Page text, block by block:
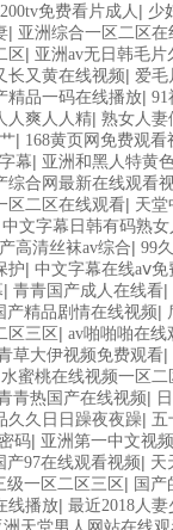
免费看片成人 | 少
| 亚洲综合一区二区在
区 | 亚洲av无日韩毛片
长又黄在线视频| 爱毛
精品一码在线播放| 91
人爽人人精| 熟女人妻
| 168黄页网免费观看
幕| 亚洲和黑人特黄
综合网最新在线观看
区二区在线观看| 天堂
中文字幕日韩有码熟女
高清丝袜av综合| 99
护| 中文字幕在线aⅴ免
| 青青国产成人在线看|
产精品剧情在线视频|
区三区| av啪啪啪在线
草大伊视频免费观看|
水蜜桃在线视频一区二
青热国产在线视频|
久久日日躁夜夜躁| 五
码| 亚洲第一中文视
产97在线观看视频| 天
级一区二区三区 | 国
线播放| 最近2018人